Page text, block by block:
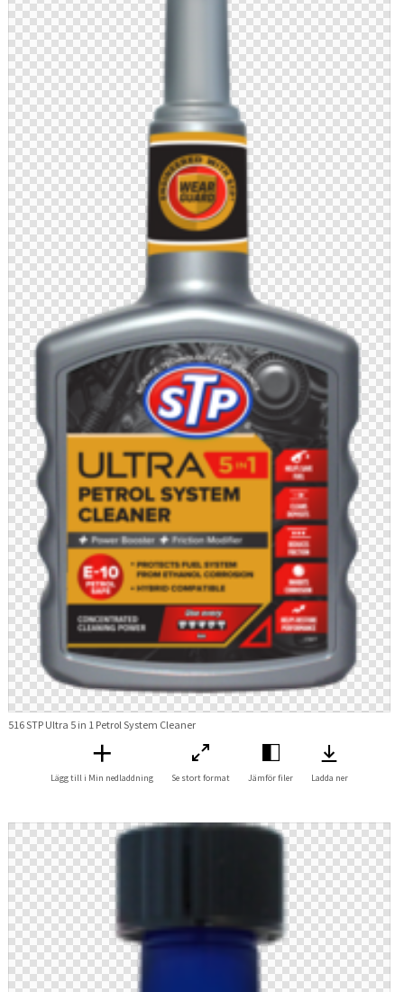
516 STP Ultra 5 in 1 Petrol System Cleaner
Lägg till i Min nedladdning Se stort format Jämför filer Ladda ner